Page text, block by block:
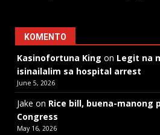
KOMENTO
Kasinofortuna King on Legit na
isinailalim sa hospital arrest
June 5, 2026
Jake on Rice bill, buena-manong
Congress
May 16, 2026